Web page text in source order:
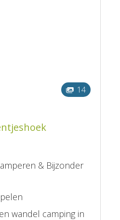
14
& Bijzonder
wandel camping in